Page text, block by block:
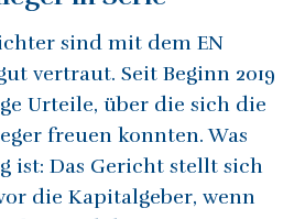
sind mit dem EN
vertraut. Seit Beginn 2019
Urteile, über die sich die
freuen konnten. Was
ist: Das Gericht stellt sich
die Kapitalgeber, wenn